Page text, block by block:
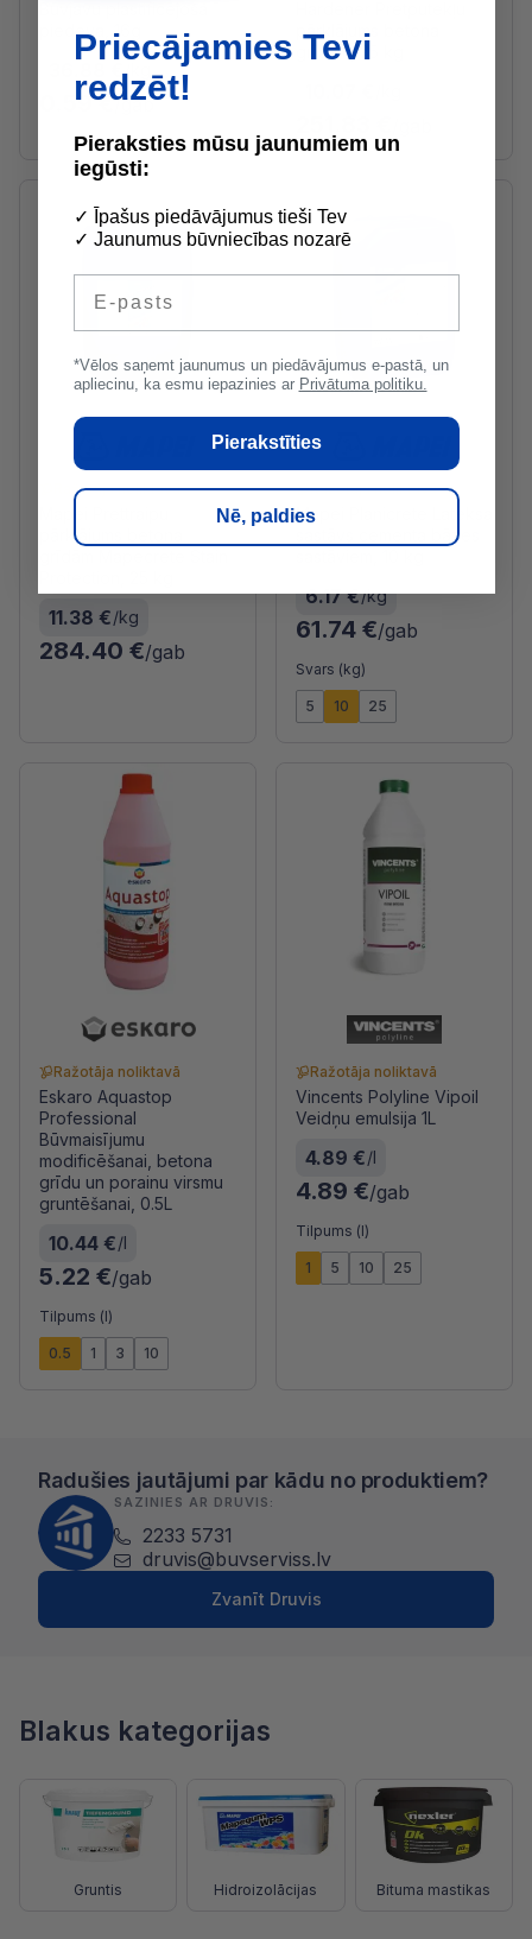
piedeva, 16g
36.88 €/kg
0.59 €/gab
pārklājums betona
grīdām, 25 kg
Ražotāja noliktavā
pārklājums betona
11.38 €/kg
284.40 €/gab
Ražotāja noliktavā
Mapei Planicrete Lateksa
sastāvs cementa bāzes
6.17 €/kg
61.74 €/gab
Svars (kg)
5 10 25
Ražotāja noliktavā
Eskaro Aquastop
Professional
Būvmaisījumu
modificēšanai, betona
grīdu un porainu virsmu
gruntēšanai, 0.5L
10.44 €/l
5.22 €/gab
Tilpums (l)
0.5 1 3 10
Ražotāja noliktavā
Vincents Polyline Vipoil
Veidņu emulsija 1L
4.89 €/l
4.89 €/gab
Tilpums (l)
1 5 10 25
Radušies jautājumi par kādu no produktiem?
SAZINIES AR DRUVIS:
2233 5731
druvis@buvserviss.lv
Zvanīt Druvis
Blakus kategorijas
Gruntis Hidroizolācijas Bituma mastikas
Priecājamies Tevi
redzēt!
Pieraksties mūsu jaunumiem un
iegūsti:
✓ Īpašus piedāvājumus tieši Tev
✓ Jaunumus būvniecības nozarē
*Vēlos saņemt jaunumus un piedāvājumus e-pastā, un
apliecinu, ka esmu iepazinies ar Privātuma politiku.
Pierakstīties
Nē, paldies